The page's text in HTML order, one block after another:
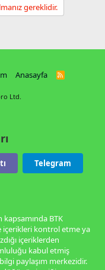
gereklidir.
Anasayfa
R
Ltd.
Telegram
kapsamında BTK
içerikleri kontrol etme ya
içeriklerden
kabul etmiş
paylaşım merkezidir.